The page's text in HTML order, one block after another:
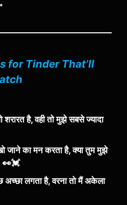
for Tinder That’ll
शरारत है, वही तो मुझे सबसे ज्यादा
जाने का मन करता है, क्या तुम मुझे
👀💓
अच्छा लगता है, वरना तो मैं अकेला